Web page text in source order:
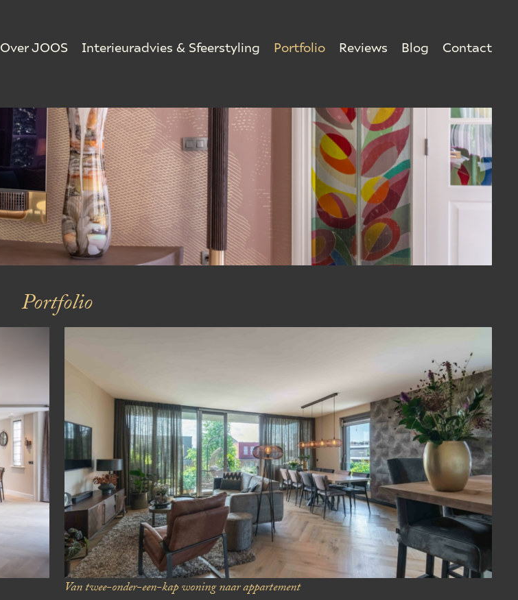
Over JOOS Interieuradvies & Sfeerstyling Portfolio Reviews Blog Contact
Portfolio
Van twee-onder-een-kap woningnaar appartement